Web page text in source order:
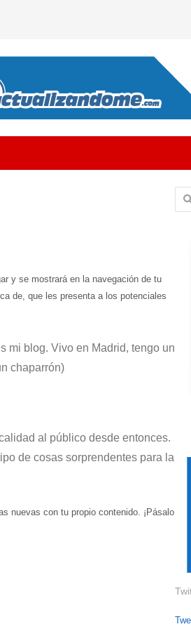
y se mostrará en la navegación de tu
de, que les presenta a los potenciales
mi blog. Vivo en Madrid, tengo un
chaparrón)
al público desde entonces.
de cosas sorprendentes para la
nuevas con tu propio contenido. ¡Pásalo